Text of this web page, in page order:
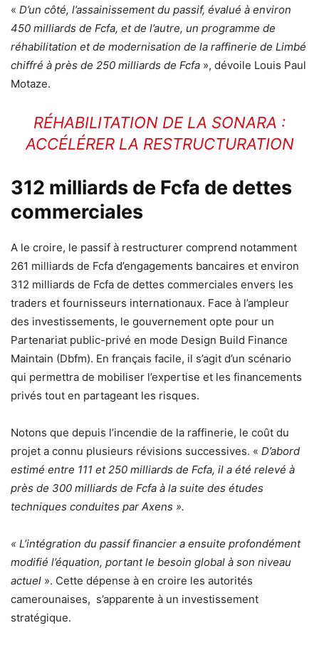
« D’un côté, l’assainissement du passif, évalué à environ
450 milliards de Fcfa, et de l’autre, un programme de
réhabilitation et de modernisation de la raffinerie de Limbé
chiffré à près de 250 milliards de Fcfa », dévoile Louis Paul
Motaze.
RÉHABILITATION DE LA SONARA :
ACCÉLÉRER LA RESTRUCTURATION
312 milliards de Fcfa de dettes
commerciales
A le croire, le passif à restructurer comprend notamment
261 milliards de Fcfa d’engagements bancaires et environ
312 milliards de Fcfa de dettes commerciales envers les
traders et fournisseurs internationaux. Face à l’ampleur
des investissements, le gouvernement opte pour un
Partenariat public-privé en mode Design Build Finance
Maintain (Dbfm). En français facile, il s’agit d’un scénario
qui permettra de mobiliser l’expertise et les financements
privés tout en partageant les risques.
Notons que depuis l’incendie de la raffinerie, le coût du
projet a connu plusieurs révisions successives. « D’abord
estimé entre 111 et 250 milliards de Fcfa, il a été relevé à
près de 300 milliards de Fcfa à la suite des études
techniques conduites par Axens ».
« L’intégration du passif financier a ensuite profondément
modifié l’équation, portant le besoin global à son niveau
actuel ». Cette dépense à en croire les autorités
camerounaises, s’apparente à un investissement
stratégique.